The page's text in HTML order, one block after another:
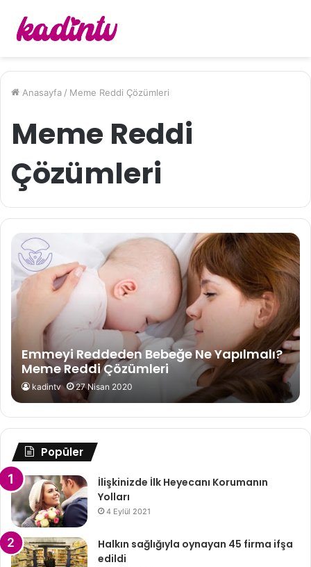
Anasayfa / Meme Reddi Çözümleri
Meme Reddi
Çözümleri
Emmeyi Reddeden Bebeğe Ne Yapılmalı?
Meme Reddi Çözümleri
kadintv 27 Nisan 2020
Popüler
İlişkinizde İlk Heyecanı Korumanın
Yolları
4 Eylül 2021
Halkın sağlığıyla oynayan 45 firma ifşa
edildi